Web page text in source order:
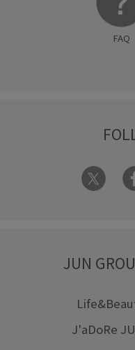
柔らかい
痛
FAQ
JUN
J'aDoRe